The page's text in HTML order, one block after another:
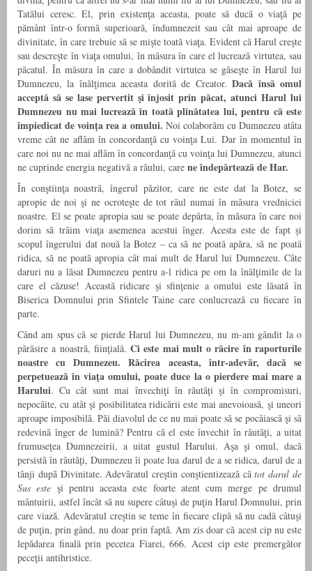
Tatălui ceresc. El, prin existenţa aceasta, poate să ducă o viaţă pe
pământ într-o formă superioară, îndumnezeit sau cât mai aproape de
divinitate, în care trebuie să se mişte toată viaţa. Evident că Harul creşte
sau descreşte în viaţa omului, în măsura în care el lucrează virtutea, sau
păcatul. În măsura în care a dobândit virtutea se găseşte în Harul lui
Dumnezeu, la înălţimea aceasta dorită de Creator.Dacă însă omul
acceptă să se lase pervertit şi înjosit prin păcat, atunci Harul lui
Dumnezeu nu mai lucrează în toată plinătatea lui, pentru că este
împiedicat de voinţa rea a omului. Noi colaborăm cu Dumnezeu atâta
vreme cât ne aflăm în concordanţă cu voinţa Lui. Dar în momentul în
care noi nu ne mai aflăm în concordanţă cu voinţa lui Dumnezeu, atunci
ne cuprinde energia negativă a răului, care ne îndepărtează de Har.
În conştiinţa noastră, îngerul păzitor, care ne este dat la Botez, se
apropie de noi şi ne ocroteşte de tot răul numai în măsura vredniciei
noastre. El se poate apropia sau se poate depărta, în măsura în care noi
dorim să trăim viaţa asemenea acestui înger. Acesta este de fapt şi
scopul îngerului dat nouă la Botez – ca să ne poată apăra, să ne poată
ridica, să ne poată apropia cât mai mult de Harul lui Dumnezeu. Câte
daruri nu a lăsat Dumnezeu pentru a-l ridica pe om la înălţimile de la
care el căzuse! Această ridicare şi sfinţenie a omului este lăsată în
Biserica Domnului prin Sfintele Taine care conlucrează cu fiecare în
parte.
Când am spus că se pierde Harul lui Dumnezeu, nu m-am gândit la o
părăsire a noastră, fiinţială.Ci este mai mult o răcire în raporturile
noastre cu Dumnezeu. Răcirea aceasta, într-adevăr, dacă se
perpetuează în viaţa omului, poate duce la o pierdere mai mare a
Harului. Cu cât sunt mai învechiţi în răutăţi şi în compromisuri,
nepocăite, cu atât şi posibilitatea ridicării este mai anevoioasă, şi uneori
aproape imposibilă. Păi diavolul de ce nu mai poate să se pocăiască şi să
redevină înger de lumină? Pentru că el este învechit în răutăţi, a uitat
frumuseţea Dumnezeirii, a uitat gustul Harului. Aşa şi omul, dacă
persistă în răutăţi, Dumnezeu îi poate lua darul de a se ridica, darul de a
tânji după Divinitate. Adevăratul creştin conştientizează cătot darul de
Sus este şi pentru aceasta este foarte atent cum merge pe drumul
mântuirii, astfel încât să nu supere câtuşi de puţin Harul Domnului, prin
care viază. Adevăratul creştin se teme în fiecare clipă să nu cadă câtuşi
de puţin, prin gând, nu doar prin faptă. Am zis doar că acest cip nu este
lepădarea finală prin pecetea Fiarei, 666. Acest cip este premergător
peceţii antihristice.